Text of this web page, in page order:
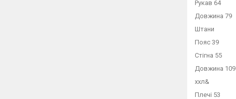
Рукав 64
Довжина 79
Штани
Пояс 39
Стігна 55
Довжина 109
ххл&
Плечі 53